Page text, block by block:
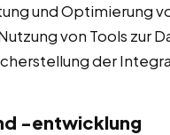
und Optimierung
von Tools zur
der
-entwicklung